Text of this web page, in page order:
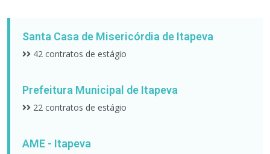
Santa Casa de Misericórdia de Itapeva
42 contratos de estágio
Prefeitura Municipal de Itapeva
22 contratos de estágio
AME - Itapeva